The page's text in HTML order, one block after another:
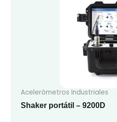
Acelerómetros Industriales
Shaker portátil – 9200D